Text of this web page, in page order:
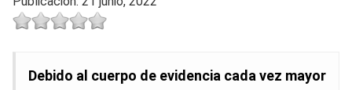
Debido al cuerpo de evidencia cada vez mayor